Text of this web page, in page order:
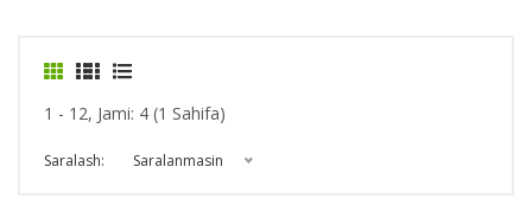
1 - 12, Jami: 4 (1 Sahifa)
Saralash: Saralanmasin